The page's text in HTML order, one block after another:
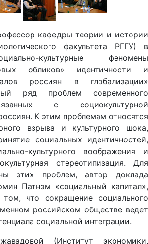
кафедры теории и истории
факультета РГГУ) в
культурные феномены
обликов» идентичности и
россиян в глобализации»
ряд проблем современного
с социокультурной
К этим проблемам относятся
взрыва и культурного шока,
социальных идентичностей,
культурного воображения и
стереотипизация. Для
этих проблем, автор доклада
Патнэм «социальный капитал»,
что сокращение социального
российском обществе ведет
социальной интеграции.
(Институт экономики,